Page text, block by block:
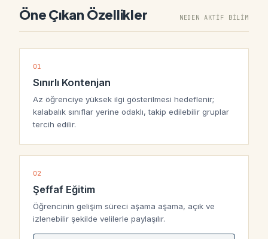
Öne Çıkan Özellikler NEDEN AKTİF BİLİM
01
Sınırlı Kontenjan
Az öğrenciye yüksek ilgi gösterilmesi hedeflenir;
kalabalık sınıflar yerine odaklı, takip edilebilir gruplar
tercih edilir.
02
Şeffaf Eğitim
Öğrencinin gelişim süreci aşama aşama, açık ve
izlenebilir şekilde velilerle paylaşılır.